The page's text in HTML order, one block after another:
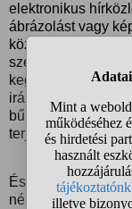
elektronikus
ábrázolást vagy
közzé, amely
szembeni
kegyetlenséggel
irányuló szándékot
bűncselekmény
terjedő
És egyébként
nélküli internetes